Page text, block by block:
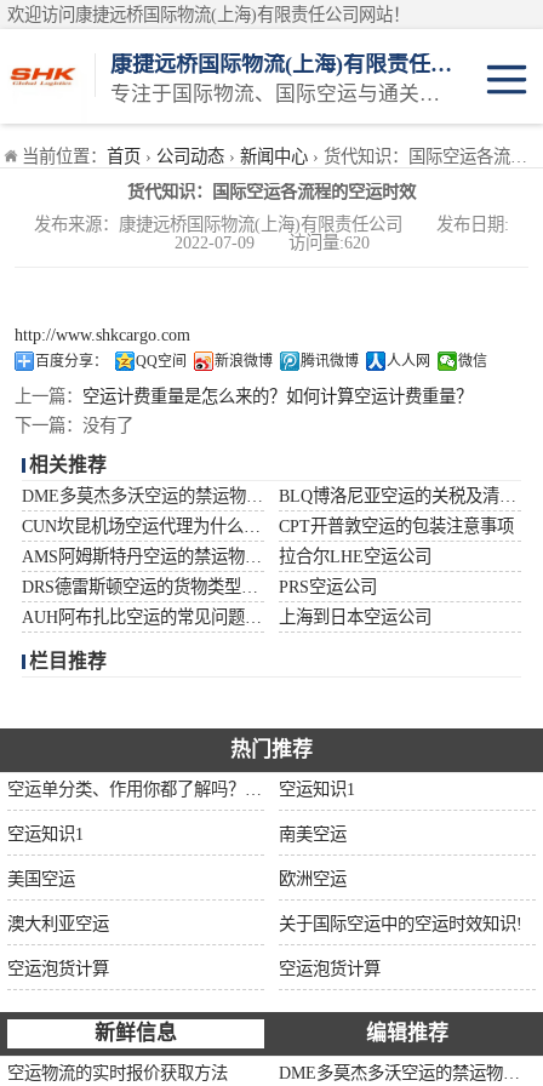
欢迎访问康捷远桥国际物流(上海)有限责任公司网站！
康捷远桥国际物流(上海)有限责任公司
专注于国际物流、国际空运与通关一体化一站式物流服务商
当前位置： 首页 › 公司动态 › 新闻中心 › 货代知识：国际空运各流程的空运时效
货代知识：国际空运各流程的空运时效
发布来源：康捷远桥国际物流(上海)有限责任公司 发布日期:
2022-07-09 访问量:620
http://www.shkcargo.com
百度分享： QQ空间 新浪微博 腾讯微博 人人网 微信
上一篇： 空运计费重量是怎么来的？如何计算空运计费重量？
下一篇： 没有了
相关推荐
CPT开普敦空运的包装注意事项
拉合尔LHE空运公司
PRS空运公司
上海到日本空运公司
栏目推荐
热门推荐
空运知识1
空运知识1 南美空运
美国空运 欧洲空运
澳大利亚空运 关于国际空运中的空运时效知识!
空运泡货计算 空运泡货计算
新鲜信息 编辑推荐
空运物流的实时报价获取方法
日本空运
韩国空运
印度空运
巴基斯坦空运
澳大利亚空运
俄罗斯空运
加拿大空运
伊朗空运
中东空运
非洲空运
南美空运